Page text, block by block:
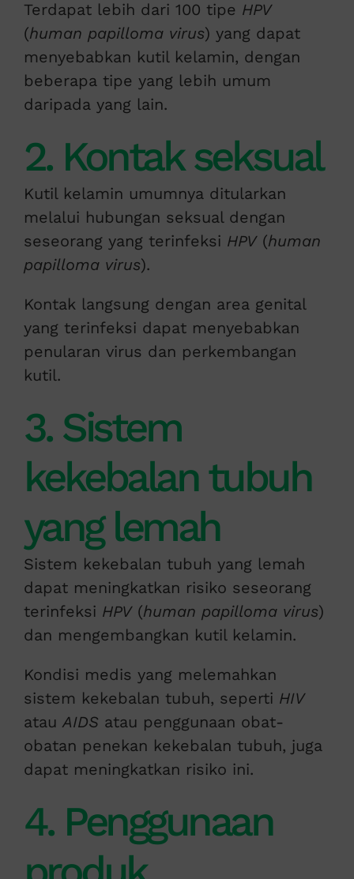
Terdapat lebih dari 100 tipe HPV
(human papilloma virus) yang dapat
menyebabkan kutil kelamin, dengan
beberapa tipe yang lebih umum
daripada yang lain.
2. Kontak seksual
Kutil kelamin umumnya ditularkan
melalui hubungan seksual dengan
seseorang yang terinfeksi HPV(human
papilloma virus).
Kontak langsung dengan area genital
yang terinfeksi dapat menyebabkan
penularan virus dan perkembangan
kutil.
3. Sistem
kekebalan tubuh
yang lemah
Sistem kekebalan tubuh yang lemah
dapat meningkatkan risiko seseorang
terinfeksi HPV(human papilloma virus)
dan mengembangkan kutil kelamin.
Kondisi medis yang melemahkan
sistem kekebalan tubuh, seperti HIV
atauAIDS atau penggunaan obat-
obatan penekan kekebalan tubuh, juga
dapat meningkatkan risiko ini.
4. Penggunaan